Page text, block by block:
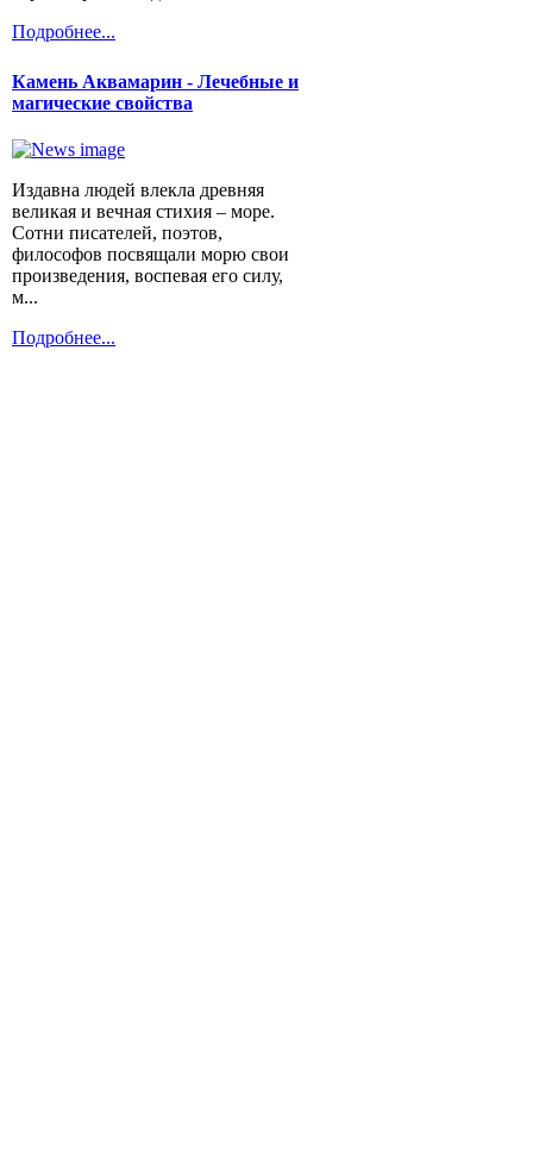
Подробнее...
Камень Аквамарин - Лечебные и
магические свойства
Издавна людей влекла древняя
великая и вечная стихия – море.
Сотни писателей, поэтов,
философов посвящали морю свои
произведения, воспевая его силу,
м...
Подробнее...